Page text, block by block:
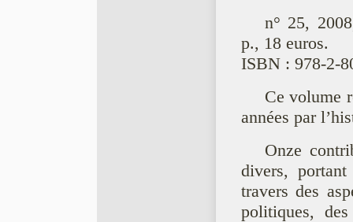
n° 25,
p., 18 euros.
ISBN : 978-2-
Ce volume
années par
Onze
divers,
travers des
politiques,